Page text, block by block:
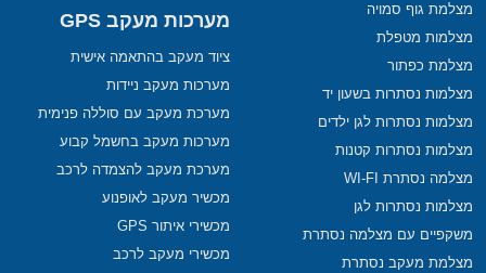
מצלמת גוף סמויה
מצלמות מטפלת
מצלמת כפתור
מצלמות נסתרות בשעון יד
מצלמות נסתרות לגן ילדים
מצלמות נסתרות קטנות
מצלמה נסתרת WI-FI
מצלמות נסתרות לגן
משקפיים עם מצלמה נסתרת
מצלמת מעקב נסתרת
מערכות מעקב GPS
ציוד מעקב בהתאמה אישית
מערכות מעקב ניידות
מערכת מעקב עם סוללה פנימית
מערכות מעקב בחשמל קבוע
מערכת מעקב להצמדה לרכב
מכשיר מעקב לאופנוע
מכשירי איתור GPS
מכשירי מעקב לרכב